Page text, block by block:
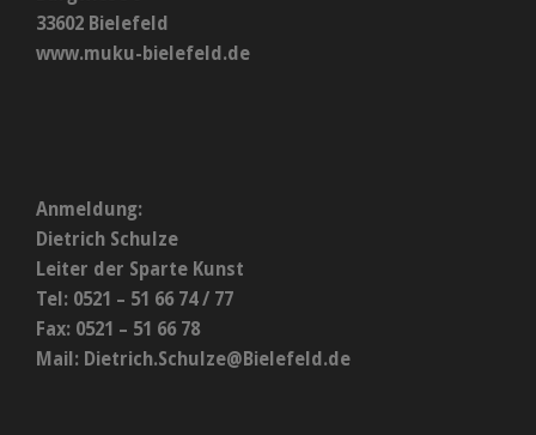
33602 Bielefeld
www.muku-bielefeld.de
Anmeldung:
Dietrich Schulze
Leiter der Sparte Kunst
Tel: 0521 – 51 66 74 / 77
Fax: 0521 – 51 66 78
Mail: Dietrich.Schulze@Bielefeld.de